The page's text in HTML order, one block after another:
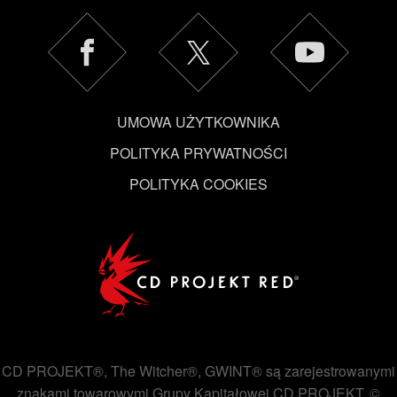
UMOWA UŻYTKOWNIKA
POLITYKA PRYWATNOŚCI
POLITYKA COOKIES
CD PROJEKT®, The Witcher®, GWINT® są zarejestrowanymi
znakami towarowymi Grupy Kapitałowej CD PROJEKT. ©